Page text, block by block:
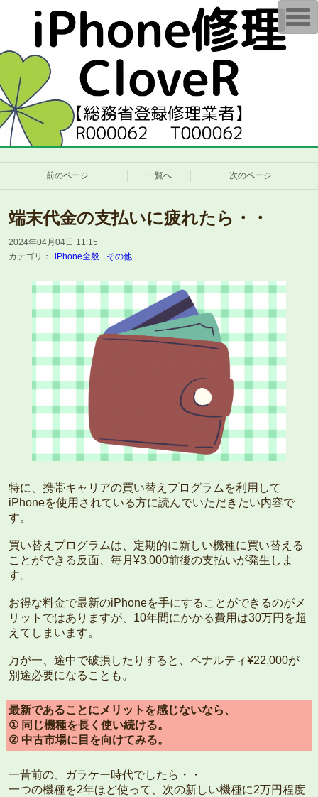
前のページ 一覧へ 次のページ
端末代金の支払いに疲れたら・・
2024年04月04日 11:15
カテゴリ：
iPhone全般 その他
特に、携帯キャリアの買い替えプログラムを利用して
iPhoneを使用されている方に読んでいただきたい内容で
す。
買い替えプログラムは、定期的に新しい機種に買い替える
ことができる反面、毎月¥3,000前後の支払いが発生しま
す。
お得な料金で最新のiPhoneを手にすることができるのがメ
リットではありますが、10年間にかかる費用は30万円を超
えてしまいます。
万が一、途中で破損したりすると、ペナルティ¥22,000が
別途必要になることも。
最新であることにメリットを感じないなら、
① 同じ機種を長く使い続ける。
② 中古市場に目を向けてみる。
一昔前の、ガラケー時代でしたら・・
一つの機種を2年ほど使って、次の新しい機種に2万円程度
T
o
g
i
o